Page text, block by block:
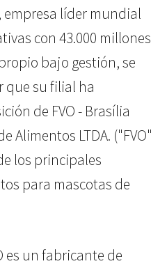
empresa líder mundial
con 43.000 millones
bajo gestión, se
que su filial ha
de FVO - Brasília
Alimentos LTDA. ("FVO"
los principales
para mascotas de
es un fabricante de